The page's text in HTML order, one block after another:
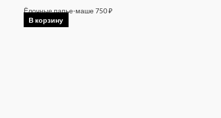
Ёлочные папье-маше 750₽
В корзину